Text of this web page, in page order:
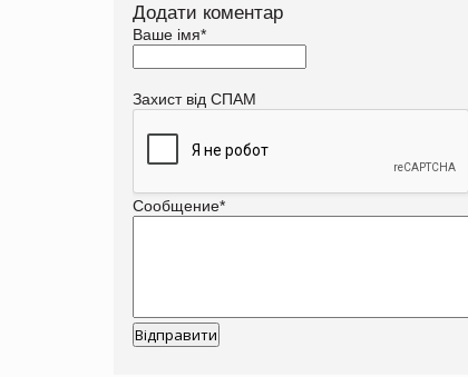
Додати коментар
Ваше імя*
Захист від СПАМ
Сообщение*